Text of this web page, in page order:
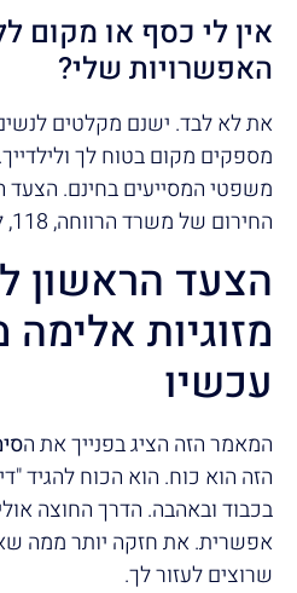
אין לי כסף או מקום
האפשרויות שלי?
את לא לבד. ישנם מקלטים
מספקים מקום בטוח לך
משפטי המסייעים בחינם.
החירום של משרד הרווחה, 118, לקבלת הכוונה ראשונית.
הצעד הראשון
מזוגיות
עכשיו
המאמר הזה הציג בפנייך את ה
הזה הוא כוח. הוא הכוח להגיד
בכבוד ובאהבה. הדרך החוצה
אפשרית. את חזקה יותר ממה
שרוצים לעזור לך.